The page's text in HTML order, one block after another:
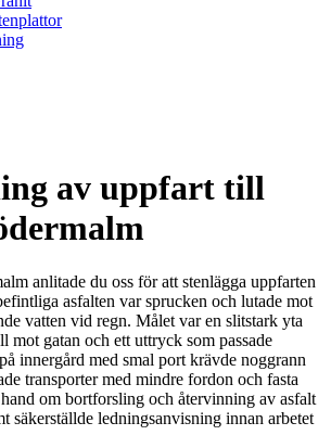
av uppfart till
anlitade du oss för att stenlägga uppfarten
asfalten var sprucken och lutade mot
vatten vid regn. Målet var en slitstark yta
mot gatan och ett uttryck som passade
innergård med smal port krävde noggrann
transporter med mindre fordon och fasta
om bortforsling och återvinning av asfalt
säkerställde ledningsanvisning innan arbetet